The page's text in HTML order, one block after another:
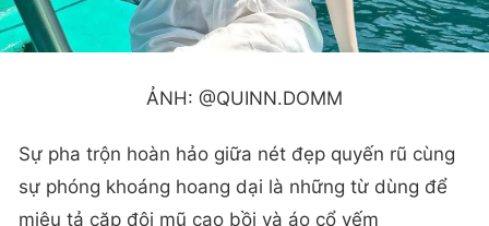
ẢNH: @QUINN.DOMM
Sự pha trộn hoàn hảo giữa nét đẹp quyến rũ cùng
sự phóng khoáng hoang dại là những từ dùng để
miêu tả cặp đôi mũ cao bồi và áo cổ yếm